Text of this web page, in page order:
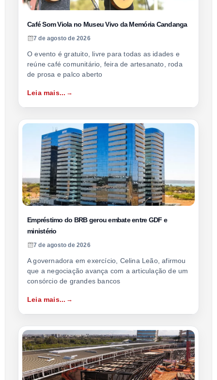
Café Som Viola no Museu Vivo da Memória Candanga
7 de agosto de 2026
O evento é gratuito, livre para todas as idades e
reúne café comunitário, feira de artesanato, roda
de prosa e palco aberto
Leia mais...
Empréstimo do BRB gerou embate entre GDF e
ministério
7 de agosto de 2026
A governadora em exercício, Celina Leão, afirmou
que a negociação avança com a articulação de um
consórcio de grandes bancos
Leia mais...